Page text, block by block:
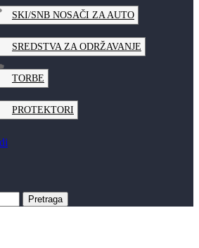
SKI/SNB NOSAČI ZA AUTO
SREDSTVA ZA ODRŽAVANJE
TORBE
PROTEKTORI
Pretraga